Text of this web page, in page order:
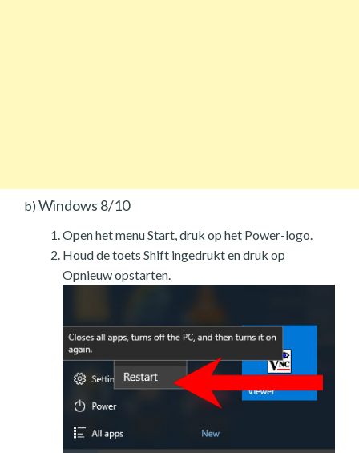
b) Windows 8/10
Open het menu Start, druk op het Power-logo.
Houd de toets Shift ingedrukt en druk op
Opnieuw opstarten.